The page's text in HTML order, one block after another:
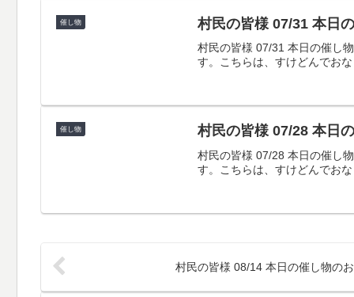
催し物 村民の皆様 07/31 本日
村民の皆様 07/31 本日の催し
す。こちらは、すけどんでお
催し物 村民の皆様 07/28 本日
村民の皆様 07/28 本日の催し
す。こちらは、すけどんでお
村民の皆様 08/14 本日の催し物の